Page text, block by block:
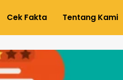
Cek Fakta Tentang Kami